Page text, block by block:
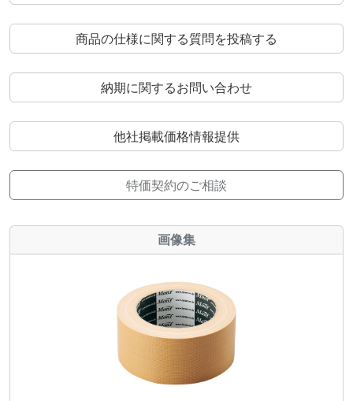
商品の仕様に関する質問を投稿する
納期に関するお問い合わせ
他社掲載価格情報提供
特価契約のご相談
画像集